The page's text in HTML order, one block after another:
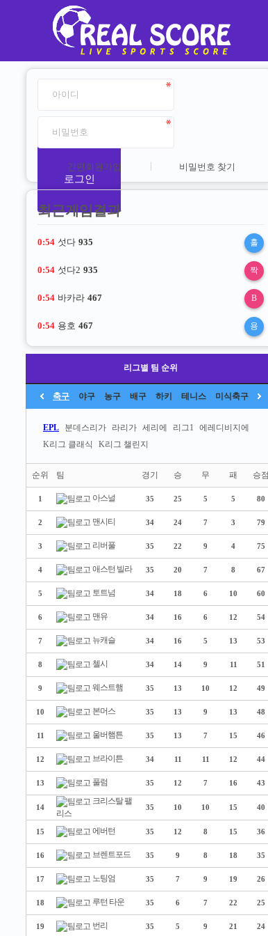
로그인
간편회원가입 비밀번호 찾기
최근게임결과
0:53 섯다 935 홀
0:53 섯다2 935 짝
0:53 바카라 467 B
0:53 용호 467 용
리그별 팀 순위
축구 야구 농구 배구 하키 테니스 미식축구
EPL 분데스리가 라리가 세리에 리그1
에레디비지에
K리그 클래식
K리그 챌린지
순위 팀 경기 승 무 패 승점
1 아스널 35 25 5 5 80
2 맨시티 34 24 7 3 79
3 리버풀 35 22 9 4 75
4 애스턴 빌라 35 20 7 8 67
5 토트넘 34 18 6 10 60
6 맨유 34 16 6 12 54
7 뉴캐슬 34 16 5 13 53
8 첼시 34 14 9 11 51
9 웨스트햄 35 13 10 12 49
10 본머스 35 13 9 13 48
11 울버햄튼 35 13 7 15 46
12 브라이튼 34 11 11 12 44
13 풀럼 35 12 7 16 43
14
크리스탈 팰
리스
35 10 10 15 40
15 에버턴 35 12 8 15 36
16 브렌트포드 35 9 8 18 35
17 노팅엄 35 7 9 19 26
18 루턴 타운 35 6 7 22 25
19 번리 35 5 9 21 24